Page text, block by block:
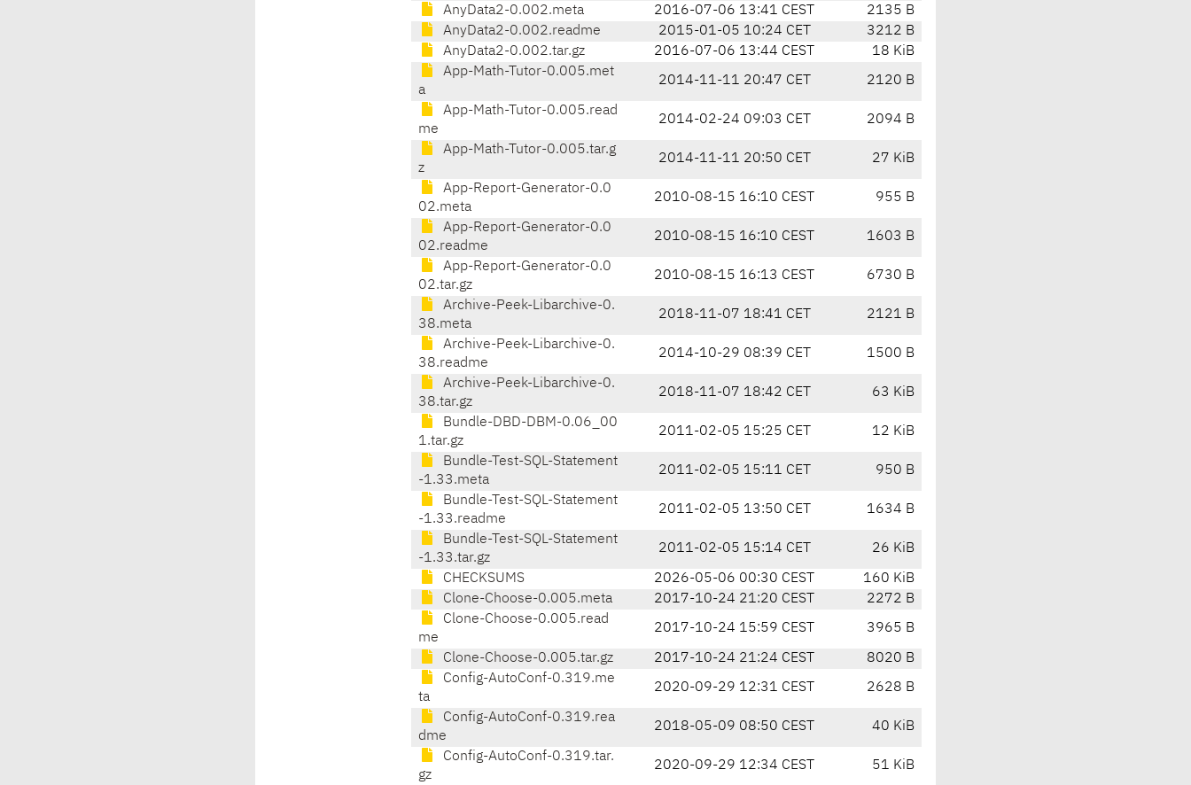
AnyData2-0.002.meta
2016-07-06 13:41 CEST
2135 B
AnyData2-0.002.readme
2015-01-05 10:24 CET
3212 B
AnyData2-0.002.tar.gz
2016-07-06 13:44 CEST
18 KiB
App-Math-Tutor-0.005.met
a
2014-11-11 20:47 CET 2120 B
App-Math-Tutor-0.005.read
me
2014-02-24 09:03 CET 2094 B
App-Math-Tutor-0.005.tar.g
z
2014-11-11 20:50 CET 27 KiB
App-Report-Generator-0.0
02.meta
2010-08-15 16:10 CEST 955 B
App-Report-Generator-0.0
02.readme
2010-08-15 16:10 CEST 1603 B
App-Report-Generator-0.0
02.tar.gz
2010-08-15 16:13 CEST 6730 B
Archive-Peek-Libarchive-0.
38.meta
2018-11-07 18:41 CET 2121 B
Archive-Peek-Libarchive-0.
38.readme
2014-10-29 08:39 CET 1500 B
Archive-Peek-Libarchive-0.
38.tar.gz
2018-11-07 18:42 CET 63 KiB
Bundle-DBD-DBM-0.06_00
1.tar.gz
2011-02-05 15:25 CET 12 KiB
Bundle-Test-SQL-Statement
-1.33.meta
2011-02-05 15:11 CET 950 B
Bundle-Test-SQL-Statement
-1.33.readme
2011-02-05 13:50 CET 1634 B
Bundle-Test-SQL-Statement
-1.33.tar.gz
2011-02-05 15:14 CET 26 KiB
CHECKSUMS 2026-05-06 00:30 CEST
160 KiB
Clone-Choose-0.005.meta
2017-10-24 21:20 CEST
2272 B
Clone-Choose-0.005.read
me
2017-10-24 15:59 CEST 3965 B
Clone-Choose-0.005.tar.gz 2017-10-24 21:24 CEST
8020 B
Config-AutoConf-0.319.me
ta
2020-09-29 12:31 CEST 2628 B
Config-AutoConf-0.319.rea
dme
2018-05-09 08:50 CEST 40 KiB
Config-AutoConf-0.319.tar.
gz
2020-09-29 12:34 CEST 51 KiB